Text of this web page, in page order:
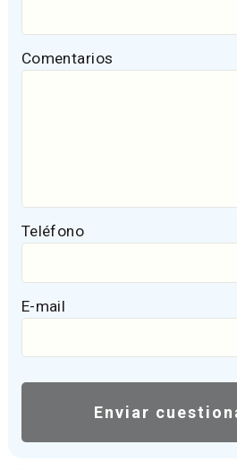
Comentarios
Teléfono
E-mail